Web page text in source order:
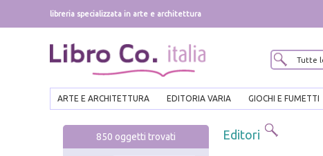
libreria specializzata in arte e architettura
ARTE E ARCHITETTURA EDITORIA VARIA GIOCHI E FUMETTI
850 oggetti trovati Editori